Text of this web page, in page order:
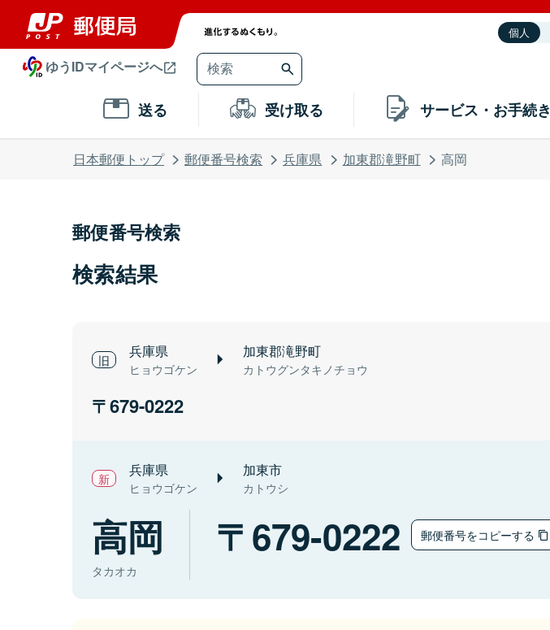
個人
ゆうIDマイページへ
送る 受け取る サービス・お手続き
日本郵便トップ 郵便番号検索 兵庫県 加東郡滝野町 高岡
郵便番号検索
検索結果
兵庫県
ヒョウゴケン
加東郡滝野町
カトウグンタキノチョウ
679-0222
兵庫県
ヒョウゴケン
加東市
カトウシ
高岡
タカオカ
679-0222 郵便番号をコピーする